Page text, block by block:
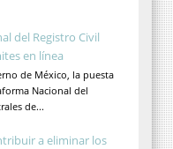
del Registro Civil
en línea
de México, la puesta
Nacional del
de...
a eliminar los